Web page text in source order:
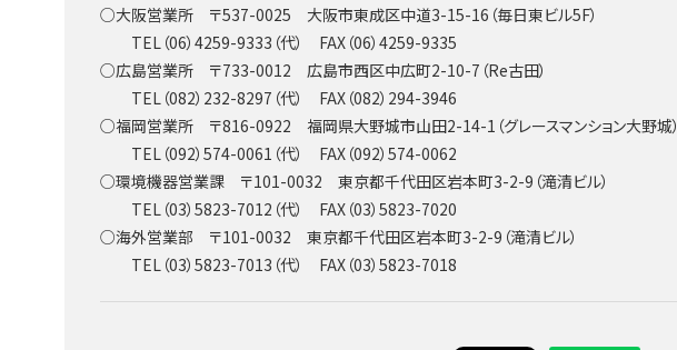
○大阪営業所 〒537-0025 大阪市東成区中道3-15-16（毎日東ビル5F）
TEL（06）4259-9333（代） FAX（06）4259-9335
○広島営業所 〒733-0012 広島市西区中広町2-10-7（Re古田）
TEL（082）232-8297（代） FAX（082）294-3946
○福岡営業所 〒816-0922 福岡県大野城市山田2-14-1（グレースマンション大野城）
TEL（092）574-0061（代） FAX（092）574-0062
○環境機器営業課 〒101-0032 東京都千代田区岩本町3-2-9（滝清ビル）
TEL（03）5823-7012（代） FAX（03）5823-7020
○海外営業部 〒101-0032 東京都千代田区岩本町3-2-9（滝清ビル）
TEL（03）5823-7013（代） FAX（03）5823-7018